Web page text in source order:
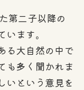
第二子以降の
ます。
る大自然の中で
も多く聞かれま
いという意見を